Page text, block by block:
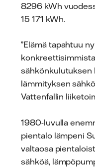
8296 kWh
15 171 kWh.
”Elämä tapahtuu
sähkönkulutuksen
lämmityksen
Vattenfallin
1980-luvulla
pientalo lämpeni
valtaosa
sähköä,